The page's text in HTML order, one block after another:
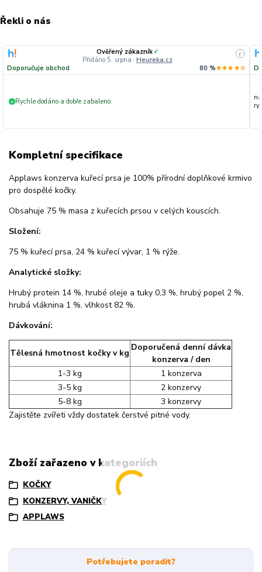
Řekli o nás
Ověřený zákazník✓
Přidáno 5. srpna · Heureka.cz
i
Doporučuje obchod 80 %★★★★☆
+ Rychle dodáno a dobře zabaleno.
Kompletní specifikace
Applaws konzerva kuřecí prsa je 100% přírodní doplňkové krmivo
pro dospělé kočky.
Obsahuje 75 % masa z kuřecích prsou v celých kouscích.
Složení:
75 % kuřecí prsa, 24 % kuřecí vývar, 1 % rýže.
Analytické složky:
Hrubý protein 14 %, hrubé oleje a tuky 0,3 %, hrubý popel 2 %,
hrubá vláknina 1 %, vlhkost 82 %.
Dávkování:
Tělesná hmotnost kočky v kg
Doporučená denní dávka
konzerva / den
1-3 kg
1 konzerva
3-5 kg
2 konzervy
5-8 kg
3 konzervy
Zajistěte zvířeti vždy dostatek čerstvé pitné vody.
Zboží zařazeno v kategoriích
KOČKY
KONZERVY, VANIČKY
APPLAWS
Potřebujete poradit?